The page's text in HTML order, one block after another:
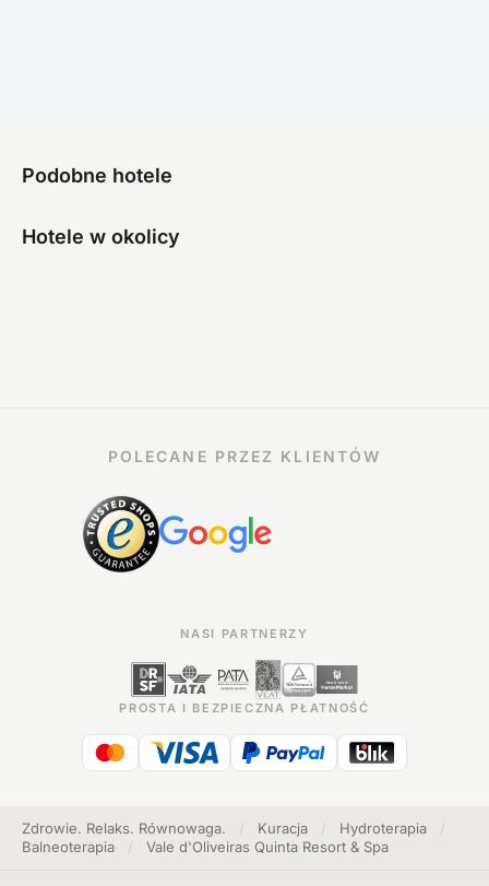
Podobne hotele
Hotele w okolicy
POLECANE PRZEZ KLIENTÓW
NASI PARTNERZY
PROSTA I BEZPIECZNA PŁATNOŚĆ
Zdrowie. Relaks. Równowaga. Kuracja Hydroterapia
Balneoterapia
Vale d'Oliveiras Quinta Resort & Spa